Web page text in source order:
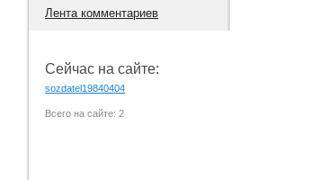
Лента комментариев
Сейчас на сайте:
sozdatel19840404
Всего на сайте: 2